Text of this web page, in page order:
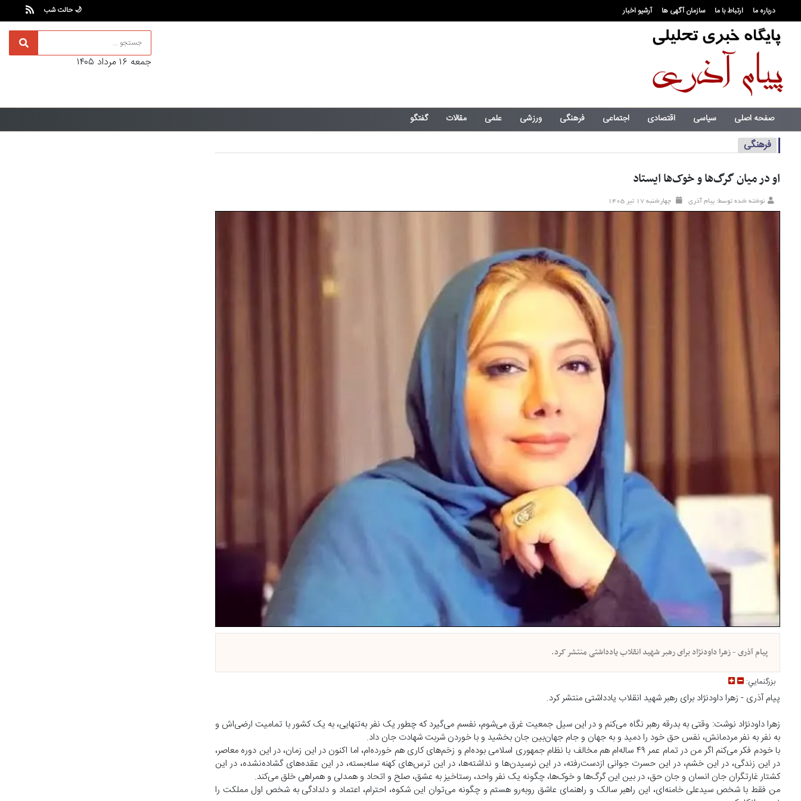
درباره ما ارتباط با ما سازمان آگهی ها آرشیو اخبار 🌙 حالت شب
جمعه ۱۶ مرداد ۱۴۰۵
صفحه اصلی سیاسی اقتصادی اجتماعی فرهنگی ورزشی علمی مقالات گفتگو
فرهنگی
او در میان گرگ‌ها و خوک‌ها ایستاد
نوشته شده توسط: پیام آذری چهارشنبه ۱۷ تير ۱۴۰۵
پیام آذری - زهرا داود‌نژاد برای رهبر شهید انقلاب یادداشتی منتشر کرد.
بزرگنمايي:
پیام آذری - زهرا داود‌نژاد برای رهبر شهید انقلاب یادداشتی منتشر کرد.
زهرا داودنژاد نوشت: وقتی به بدرقه رهبر نگاه می‌کنم و در این سیل جمعیت غرق می‌شوم، نفسم می‌گیرد که چطور یک نفر به‌تنهایی، به یک کشور با تمامیت ارضی‌اش و
به نفر به نفر مردمانش، نفس حق خود را دمید و به جهان و جام جهان‌بین جان بخشید و با خوردن شربت شهادت جان داد.
با خودم فکر می‌کنم اگر من در تمام عمر ۴۹ ساله‌ام هم مخالف با نظام جمهوری اسلامی بوده‌ام و زخم‌های کاری هم خورده‌ام، اما اکنون در این زمان، در این دوره معاصر،
در این زندگی، در این خشم، در این حسرت جوانی ازدست‌رفته، در این نرسیدن‌ها و نداشته‌ها، در این ترس‌های کهنه سله‌بسته، در این عقده‌های گشاده‌نشده، در این
کشتار غارتگران جان انسان و جان حق، در بین این گرگ‌ها و خوک‌ها، چگونه یک نفر واحد، رستاخیز به عشق، صلح و اتحاد و همدلی و همراهی خلق می‌کند.
من فقط با شخص سیدعلی خامنه‌ای، این راهبر سالک و راهنمای عاشق روبه‌رو هستم و چگونه می‌توان این شکوه، احترام، اعتماد و دلدادگی به شخص اول مملکت را